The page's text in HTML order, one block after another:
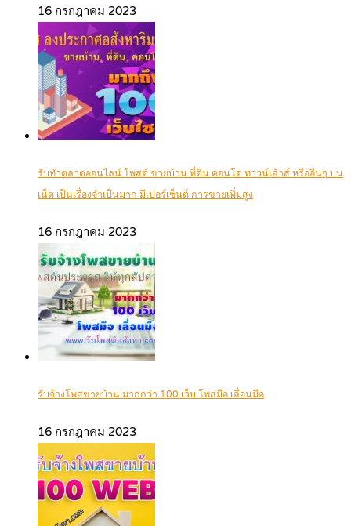
16 กรกฎาคม 2023
รับทำตลาดออนไลน์ โพสต์ ขายบ้าน ที่ดิน คอนโด ทาวน์เฮ้าส์ หรืออื่นๆ บน
เน็ต เป็นเรื่องจำเป็นมาก มีเปอร์เซ็นต์ การขายเพิ่มสูง
16 กรกฎาคม 2023
รับจ้างโพสขายบ้าน มากกว่า 100 เว็บ โพสมือ เลื่อนมือ
16 กรกฎาคม 2023